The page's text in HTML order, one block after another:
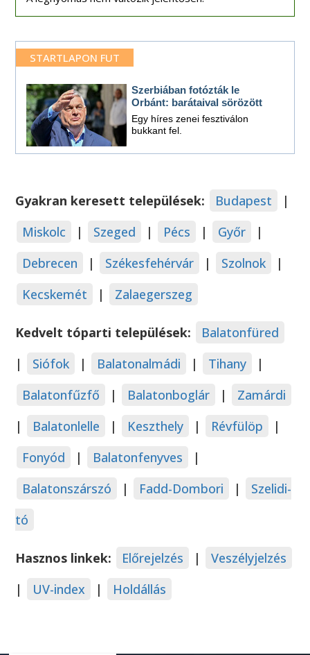
STARTLAPON FUT
Szerbiában fotózták le
Orbánt: barátaival sörözött
Egy híres zenei fesztiválon
bukkant fel.
Gyakran keresett települések: Budapest
|
Miskolc
| Szeged | Pécs | Győr
|
Debrecen
| Székesfehérvár | Szolnok
|
Kecskemét
| Zalaegerszeg
Kedvelt tóparti települések:
Balatonfüred
|
Siófok | Balatonalmádi | Tihany
|
Balatonfűzfő
| Balatonboglár |
Zamárdi
|
Balatonlelle | Keszthely | Révfülöp
|
Fonyód
| Balatonfenyves
|
Balatonszárszó
| Fadd-Dombori |
Szelidi-
tó
Hasznos linkek: Előrejelzés |
Veszélyjelzés
|
UV-index | Holdállás